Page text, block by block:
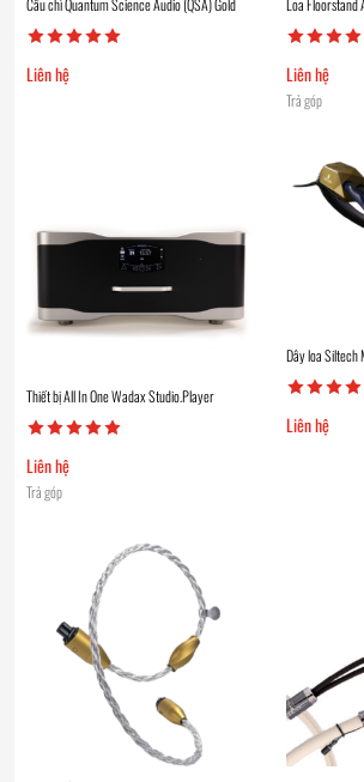
Cầu chì Quantum Science Audio (QSA) Gold
Liên hệ
Loa
Liên hệ
Trả góp
Thiết bị All In One Wadax Studio.Player
Liên hệ
Trả góp
Dây loa Siltech
Liên hệ